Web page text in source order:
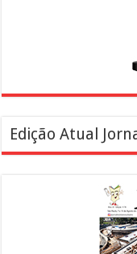
Edição Atual